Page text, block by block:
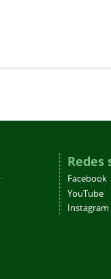
Redes
Facebook
YouTube
Instagram